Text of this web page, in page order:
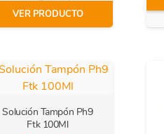
IVA Incl.
VER PRODUCTO
Solución Tampón Ph9
Ftk 100Ml